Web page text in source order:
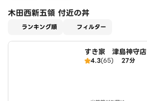
木田西新五領 付近の丼
ランキング順 フィルター
すき家 津島神守店
4.3(65) 27分